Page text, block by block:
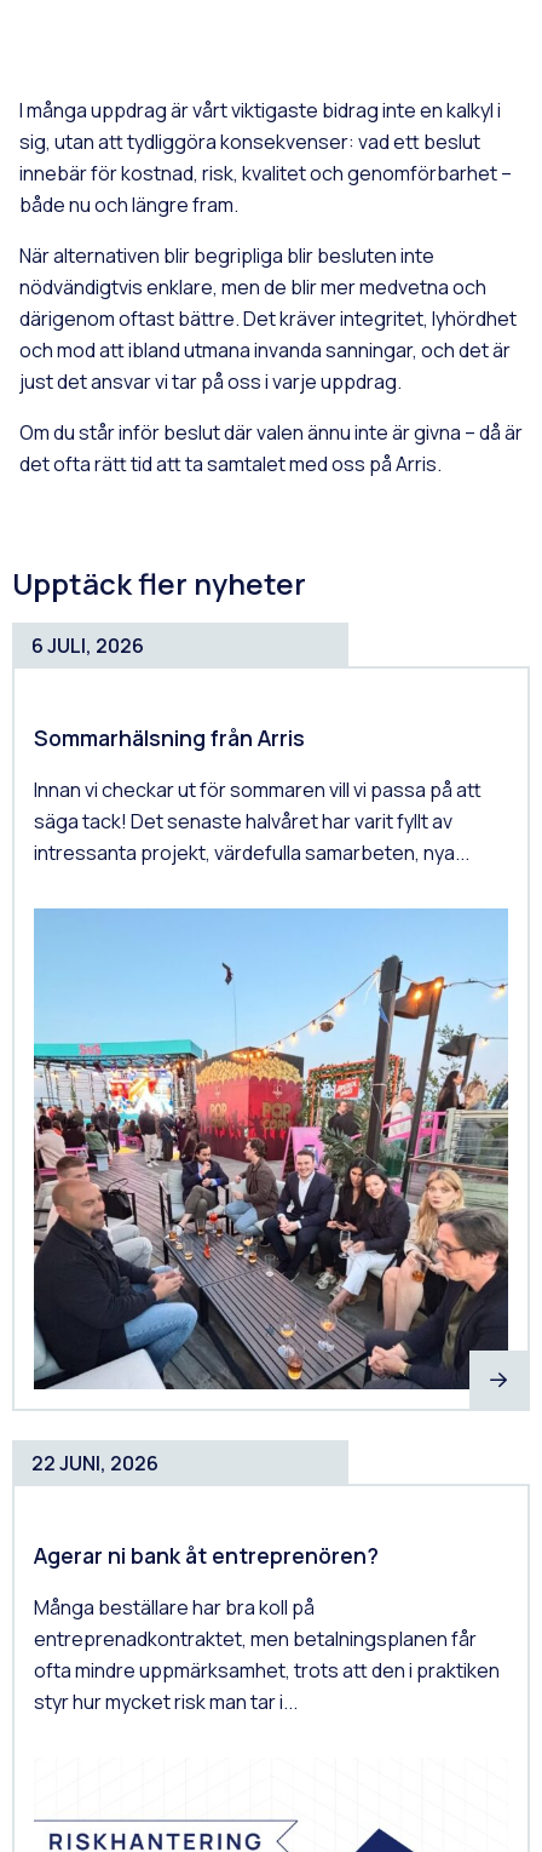
I många uppdrag är vårt viktigaste bidrag inte en kalkyl i
sig, utan att tydliggöra konsekvenser: vad ett beslut
innebär för kostnad, risk, kvalitet och genomförbarhet –
både nu och längre fram.
När alternativen blir begripliga blir besluten inte
nödvändigtvis enklare, men de blir mer medvetna och
därigenom oftast bättre. Det kräver integritet, lyhördhet
och mod att ibland utmana invanda sanningar, och det är
just det ansvar vi tar på oss i varje uppdrag.
Om du står inför beslut där valen ännu inte är givna – då är
det ofta rätt tid att ta samtalet med oss på Arris.
Upptäck fler nyheter
6 JULI, 2026
Sommarhälsning från Arris
Innan vi checkar ut för sommaren vill vi passa på att
säga tack! Det senaste halvåret har varit fyllt av
intressanta projekt, värdefulla samarbeten, nya...
22 JUNI, 2026
Agerar ni bank åt entreprenören?
Många beställare har bra koll på
entreprenadkontraktet, men betalningsplanen får
ofta mindre uppmärksamhet, trots att den i praktiken
styr hur mycket risk man tar i...